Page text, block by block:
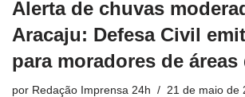
Alerta de chuvas
Aracaju: Defesa Civil
para moradores de
por Redação Imprensa 24h
21 de maio de